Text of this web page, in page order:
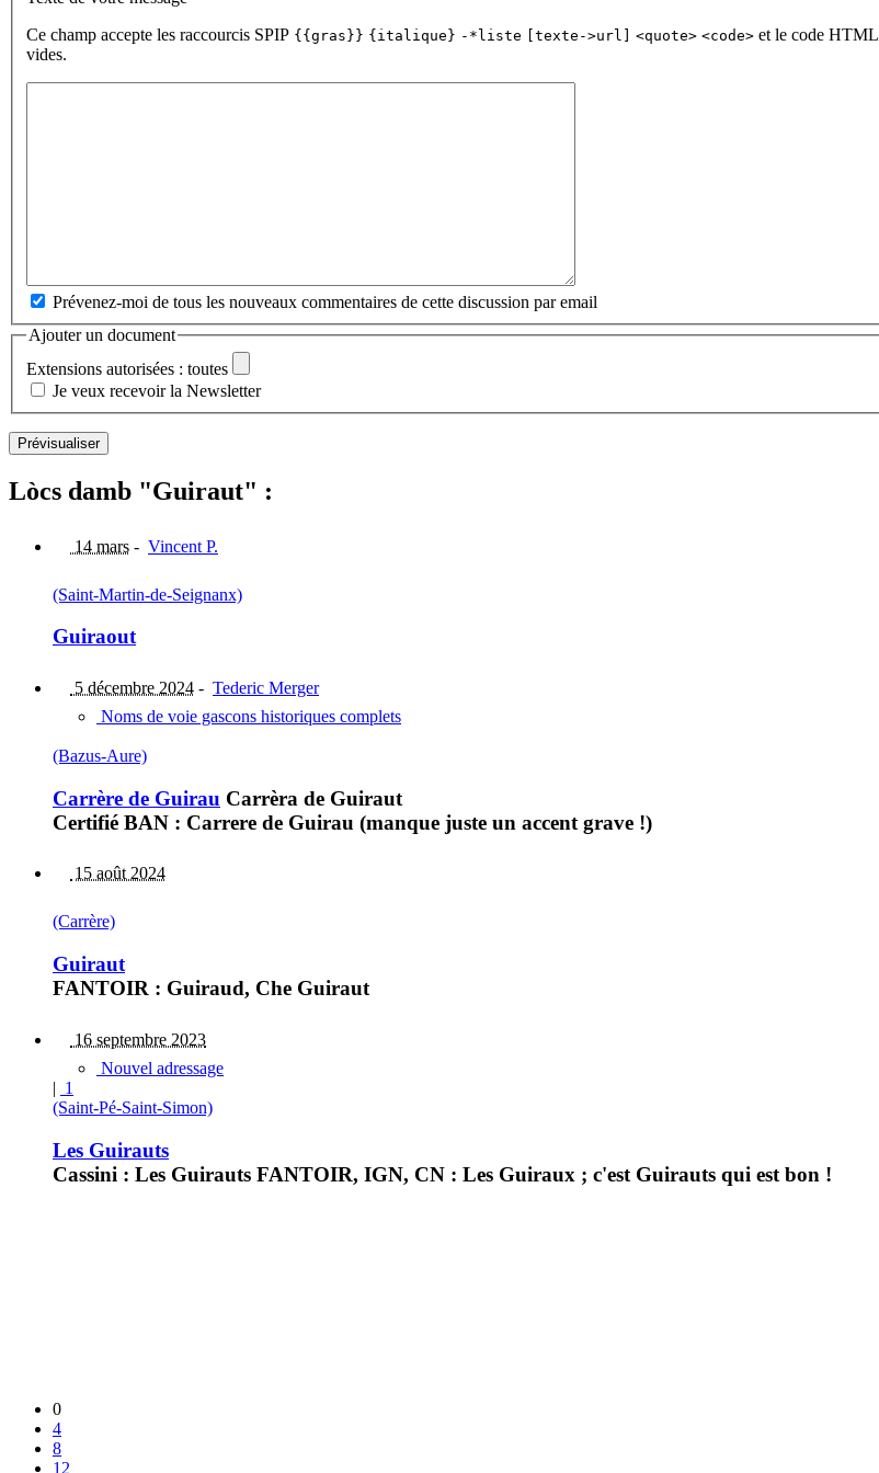
Ce champ accepte les raccourcis SPIP {{gras}} {italique} -*liste [texte->url] <quote> <code> et le code HTML
vides.
Prévenez-moi de tous les nouveaux commentaires de cette discussion par email
Ajouter un document
Extensions autorisées : toutes
Je veux recevoir la Newsletter
Lòcs damb "Guiraut" :
14 mars - Vincent P.
(Saint-Martin-de-Seignanx)
Guiraout
5 décembre 2024 - Tederic Merger
Noms de voie gascons historiques complets
(Bazus-Aure)
Carrère de Guirau Carrèra de Guiraut
Certifié BAN : Carrere de Guirau (manque juste un accent grave !)
15 août 2024
(Carrère)
Guiraut
FANTOIR : Guiraud, Che Guiraut
16 septembre 2023
Nouvel adressage
| 1
(Saint-Pé-Saint-Simon)
Les Guirauts
Cassini : Les Guirauts FANTOIR, IGN, CN : Les Guiraux ; c'est Guirauts qui est bon !
0
4
8
12